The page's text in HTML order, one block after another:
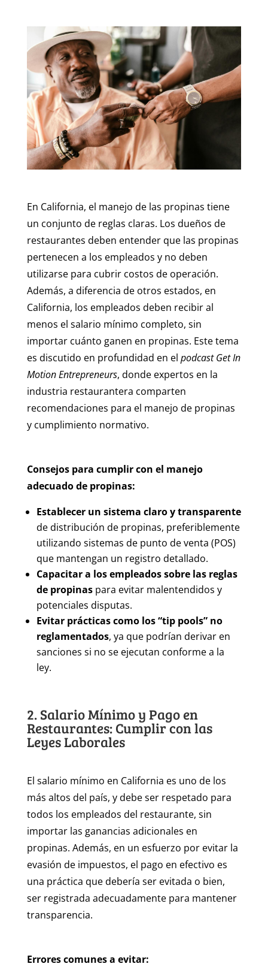
En California, el manejo de las propinas tiene
un conjunto de reglas claras. Los dueños de
restaurantes deben entender que las propinas
pertenecen a los empleados y no deben
utilizarse para cubrir costos de operación.
Además, a diferencia de otros estados, en
California, los empleados deben recibir al
menos el salario mínimo completo, sin
importar cuánto ganen en propinas. Este tema
es discutido en profundidad en el podcast Get In
Motion Entrepreneurs, donde expertos en la
industria restaurantera comparten
recomendaciones para el manejo de propinas
y cumplimiento normativo.
Consejos para cumplir con el manejo
adecuado de propinas:
Establecer un sistema claro y transparente
de distribución de propinas, preferiblemente
utilizando sistemas de punto de venta (POS)
que mantengan un registro detallado.
Capacitar a los empleados sobre las reglas
de propinaspara evitar malentendidos y
potenciales disputas.
Evitar prácticas como los “tip pools” no
reglamentados, ya que podrían derivar en
sanciones si no se ejecutan conforme a la
ley.
2. Salario Mínimo y Pago en
Restaurantes: Cumplir con las
Leyes Laborales
El salario mínimo en California es uno de los
más altos del país, y debe ser respetado para
todos los empleados del restaurante, sin
importar las ganancias adicionales en
propinas. Además, en un esfuerzo por evitar la
evasión de impuestos, el pago en efectivo es
una práctica que debería ser evitada o bien,
ser registrada adecuadamente para mantener
transparencia.
Errores comunes a evitar: